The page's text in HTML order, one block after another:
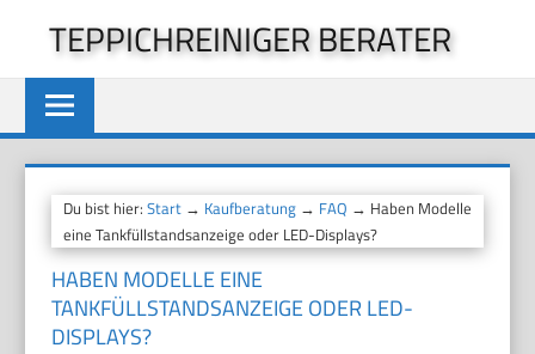
springen
TEPPICHREINIGER BERATER
Du bist hier:Start → Kaufberatung → FAQ → Haben Modelle
eine Tankfüllstandsanzeige oder LED-Displays?
HABEN MODELLE EINE
TANKFÜLLSTANDSANZEIGE ODER LED-
DISPLAYS?